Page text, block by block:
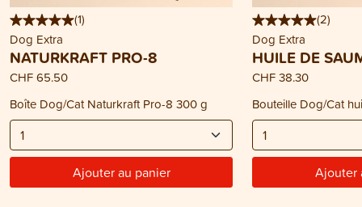
(1)
Dog Extra
NATURKRAFT PRO-8
CHF 65.50
Boîte Dog/Cat Naturkraft Pro-8 300 g
Ajouter au panier
(2)
Dog Extra
HUILE DE
CHF 38.30
Bouteille Dog/Cat
Ajouter